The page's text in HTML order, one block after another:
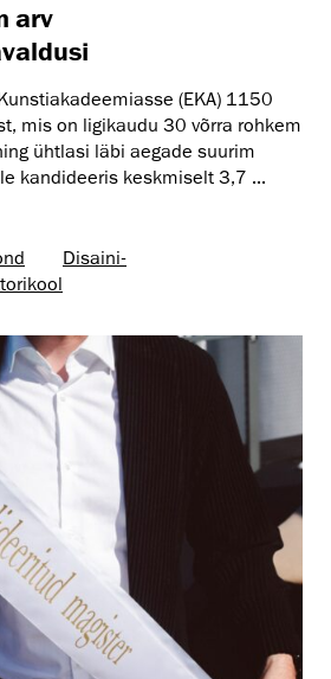
arv
(EKA) 1150
mis on ligikaudu 30 võrra rohkem
ühtlasi läbi aegade suurim
kandideeris keskmiselt 3,7 ...
Disaini­­